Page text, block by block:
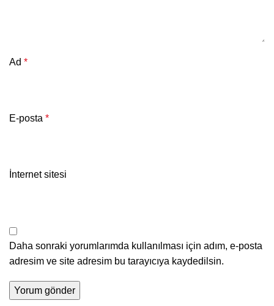
Ad *
E-posta *
İnternet sitesi
Daha sonraki yorumlarımda kullanılması için adım, e-posta
adresim ve site adresim bu tarayıcıya kaydedilsin.